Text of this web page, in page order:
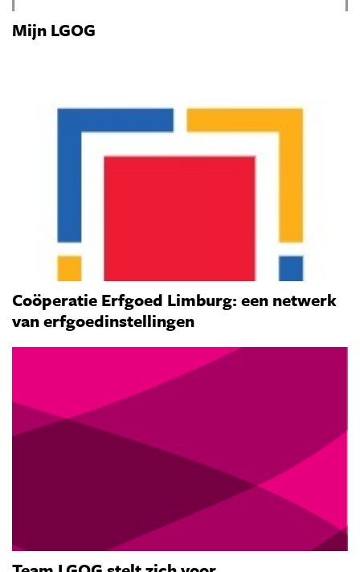
Mijn LGOG
Coöperatie Erfgoed Limburg: een netwerk
van erfgoedinstellingen